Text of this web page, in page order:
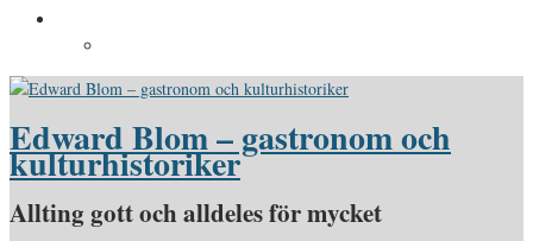
Edward Blom – gastronom och
kulturhistoriker
Allting gott och alldeles för mycket